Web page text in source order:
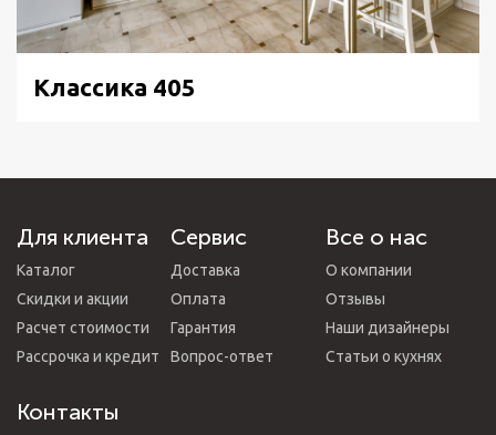
Классика 405
Для клиента
Каталог
Скидки и акции
Расчет стоимости
Рассрочка и кредит
Сервис
Доставка
Оплата
Гарантия
Вопрос-ответ
Все о нас
О компании
Отзывы
Наши дизайнеры
Статьи о кухнях
Контакты